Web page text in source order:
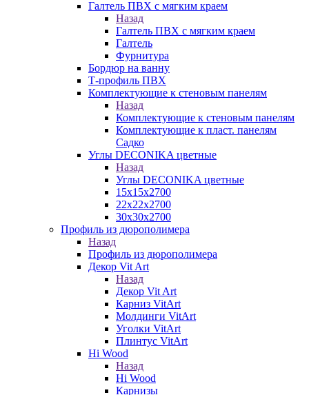
Галтель ПВХ с мягким краем
Назад
Галтель ПВХ с мягким краем
Галтель
Фурнитура
Бордюр на ванну
Т-профиль ПВХ
Комплектующие к стеновым панелям
Назад
Комплектующие к стеновым панелям
Комплектующие к пласт. панелям
Садко
Углы DECONIKA цветные
Назад
Углы DECONIKA цветные
15х15х2700
22х22х2700
30х30х2700
Профиль из дюрополимера
Назад
Профиль из дюрополимера
Декор Vit Art
Назад
Декор Vit Art
Карниз VitArt
Молдинги VitArt
Уголки VitArt
Плинтус VitArt
Hi Wood
Назад
Hi Wood
Карнизы